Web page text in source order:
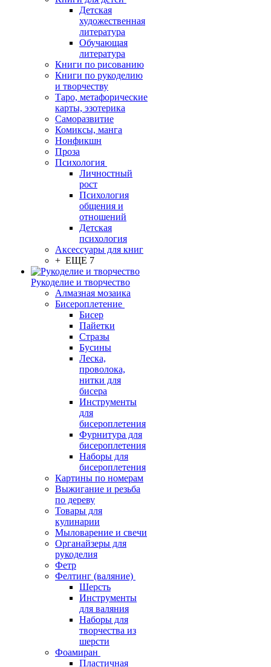
Детская
художественная
литература
Обучающая
литература
Книги по рисованию
Книги по рукоделию
и творчеству
Таро, метафорические
карты, эзотерика
Саморазвитие
Комиксы, манга
Нонфикшн
Проза
Психология
Личностный
рост
Психология
общения и
отношений
Детская
психология
Аксессуары для книг
+ ЕЩЕ 7
Рукоделие и творчество
Алмазная мозаика
Бисероплетение
Бисер
Пайетки
Стразы
Бусины
Леска,
проволока,
нитки для
бисера
Инструменты
для
бисероплетения
Фурнитура для
бисероплетения
Наборы для
бисероплетения
Картины по номерам
Выжигание и резьба
по дереву
Товары для
кулинарии
Мыловарение и свечи
Органайзеры для
рукоделия
Фетр
Фелтинг (валяние)
Шерсть
Инструменты
для валяния
Наборы для
творчества из
шерсти
Фоамиран
Пластичная